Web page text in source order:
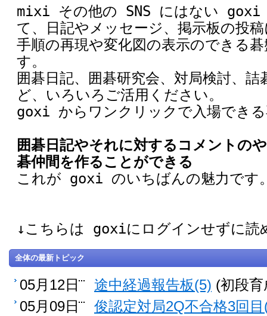
mixi その他の SNS にはない goxi
て、日記やメッセージ、掲示板の投
手順の再現や変化図の表示のできる
す。
囲碁日記、囲碁研究会、対局検討、
ど、いろいろご活用ください。
goxi からワンクリックで入場でき
囲碁日記やそれに対するコメントの
碁仲間を作ることができる
これが goxi のいちばんの魅力です
↓こちらは goxiにログインせずに読
全体の最新トピック
05月12日 途中経過報告板(5) (初段
05月09日
俊認定対局2Q不合格3回目